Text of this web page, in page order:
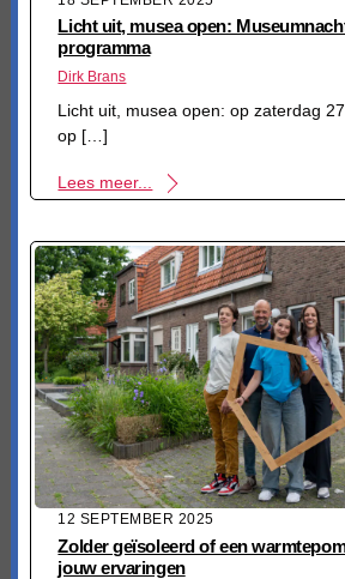
Licht uit, musea open:
programma
Dirk Brans
Licht uit, musea open: op zaterdag
op […]
Lees meer...
12 SEPTEMBER 2025
Zolder geïsoleerd of een
jouw ervaringen